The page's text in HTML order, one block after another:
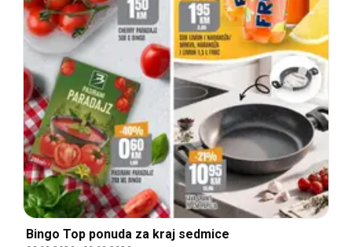
Bingo Top ponuda za kraj sedmice